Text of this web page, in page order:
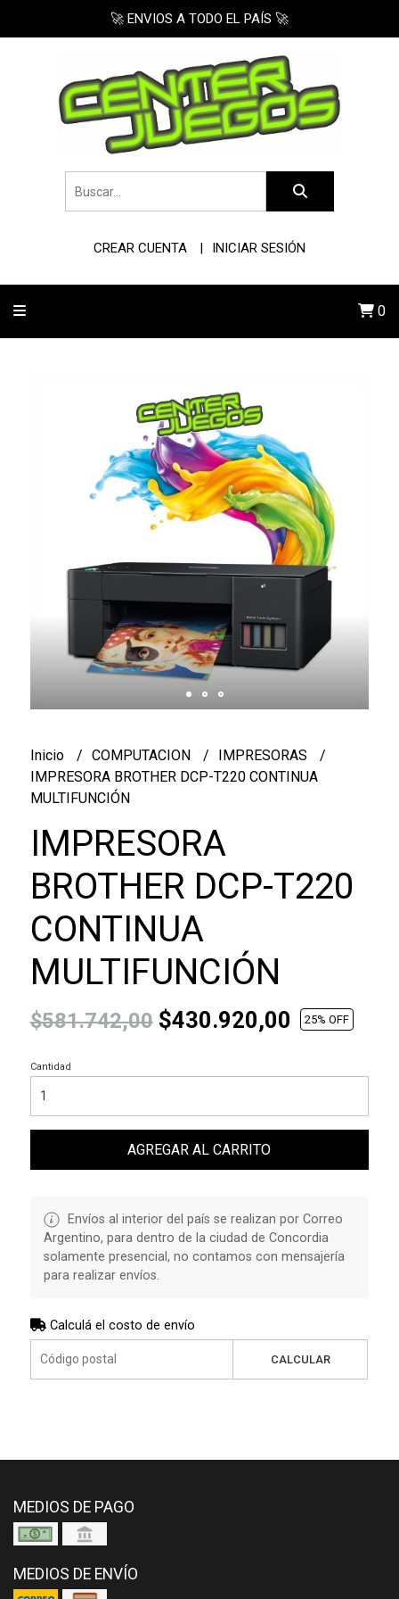
🚀 ENVIOS A TODO EL PAÍS 🚀
CREAR CUENTA INICIAR SESIÓN
0
Inicio COMPUTACION
IMPRESORAS
IMPRESORA BROTHER DCP-T220 CONTINUA
MULTIFUNCIÓN
IMPRESORA
BROTHER DCP-T220
CONTINUA
MULTIFUNCIÓN
$581.742,00$430.920,00 25% OFF
Cantidad
AGREGAR AL CARRITO
Envíos al interior del país se realizan por Correo
Argentino, para dentro de la ciudad de Concordia
solamente presencial, no contamos con mensajería
para realizar envíos.
Calculá el costo de envío
CALCULAR
MEDIOS DE PAGO
MEDIOS DE ENVÍO